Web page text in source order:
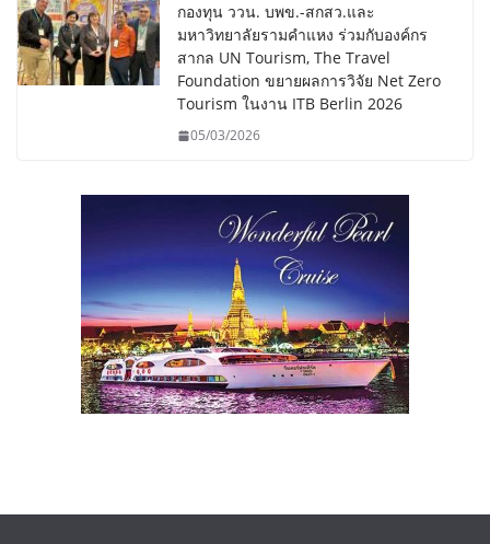
กองทุน ววน. บพข.-สกสว.และ
มหาวิทยาลัยรามคำแหง ร่วมกับองค์กร
สากล UN Tourism, The Travel
Foundation ขยายผลการวิจัย Net Zero
Tourism ในงาน ITB Berlin 2026
05/03/2026